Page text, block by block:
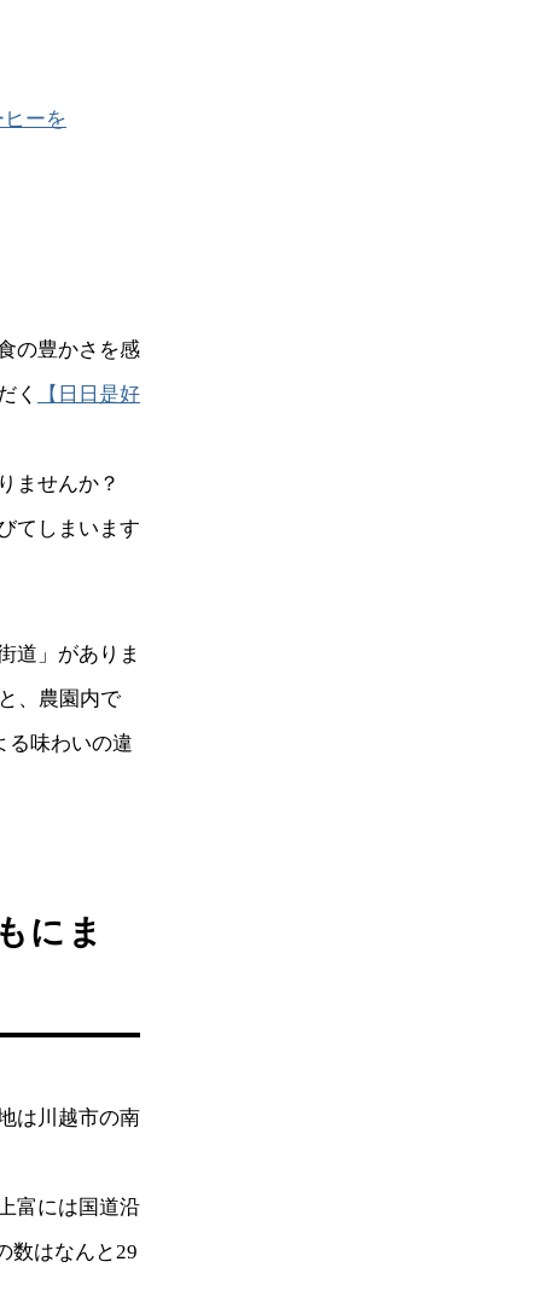
ーを
の豊かさを感
く
【日日是好
ませんか？
てしまいます
道」がありま
、農園内で
る味わいの違
にま
は川越市の南
富には国道沿
数はなんと29